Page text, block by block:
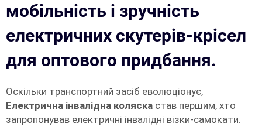
мобільність і зручність
електричних скутерів-крісел
для оптового придбання.
Оскільки транспортний засіб еволюціонує,
Електрична інвалідна коляска став першим, хто
запропонував електричні інвалідні візки-самокати.